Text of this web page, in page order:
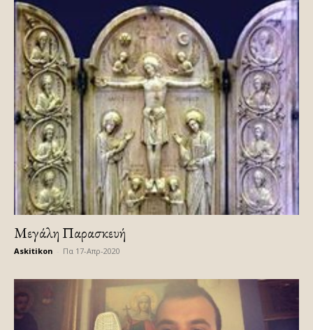
Μεγάλη Παρασκευή
Askitikon Πα 17-Απρ-2020